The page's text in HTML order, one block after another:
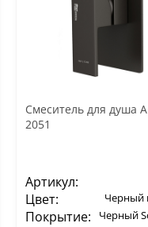
Смеситель для душа
2051
Артикул:
Цвет:
Черный
Покрытие: Черный